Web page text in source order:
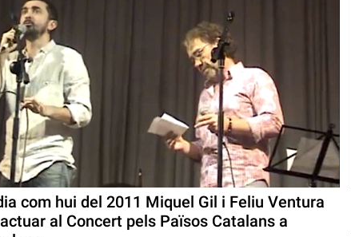
com hui del 2011 Miquel Gil i Feliu Ventura
al Concert pels Països Catalans a